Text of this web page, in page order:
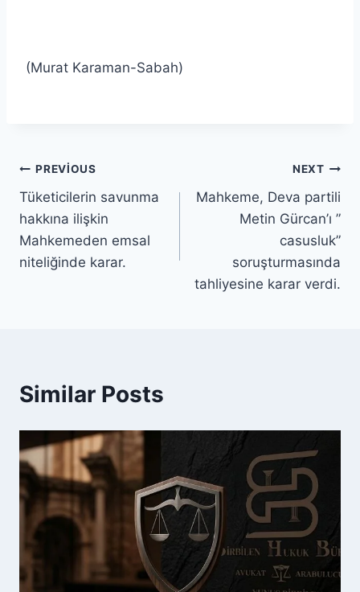
(Murat Karaman-Sabah)
PREVIOUS
Tüketicilerin savunma
hakkına ilişkin
Mahkemeden emsal
niteliğinde karar.
NEXT
Mahkeme, Deva partili
Metin Gürcan’ı ”
casusluk”
soruşturmasında
tahliyesine karar verdi.
Similar Posts